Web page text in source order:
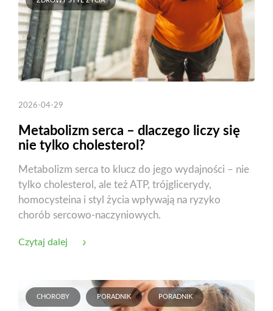
2026-04-29
Metabolizm serca – dlaczego liczy się
nie tylko cholesterol?
Metabolizm serca to klucz do jego wydajności – nie
tylko cholesterol, ale też ATP, trójglicerydy,
homocysteina i styl życia wpływają na ryzyko
chorób sercowo-naczyniowych.
Czytaj dalej
CHOROBY PORADNIK PORADNIK